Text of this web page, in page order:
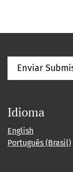
Enviar
Idioma
English
Português (Brasil)